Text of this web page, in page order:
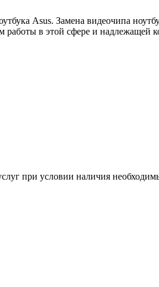
Asus. Замена видеочипа
в этой сфере и надлежащей
при условии наличия